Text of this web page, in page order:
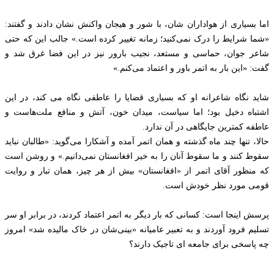
اما بسیاری از هواداران شان، با شور و هیجان واکنش نشان دادند و گفتند:
«شما شرایط را درک نمی‌کنید؛ زمانه تغییر کرده است.» جالب این که حتی
شاعر جوان، حماسی و مستعد، نجیب بارور نیز در این فضا غرق شد و
گفت: «این بار به اتمر باور و اعتماد می‌کنم.»
شاید نگاه شاعرانه او که بسیاری قضایا را عاطفی نگاه می کند، در این
اشتباه دخیل بود؛ اما سیاست، میدان خون، آتش و منافع ملت‌هاست و
عاطفه کمترین جایگاهی در آن ندارد.
حالا، تنها چند ماه گذشته و همان اتمر آمده و آشکارا می‌گوید: «طالبان نباید
سقوط کنند و ما سقوط آنان را به خیر افغانستان نمی‌دانیم.» و روشن است
که منظور آقای اتمر از «افغانستان» بیش از هر چیز، همان تبار و روایت
قومی مورد نظر خودش است.
پرسش اینجا است: کسانی که بار دیگر به اتمر اعتماد کردند، در برابر او سر
تسلیم فرود آوردند و به تعبیر عامیانه «بینی‌شان در خاک مالیده شد» امروز
چه پاسخی برای جامعه ای تاجیک دارند؟